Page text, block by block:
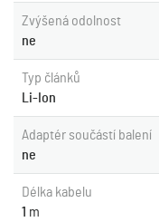
Zvýšená odolnost
ne
Typ článků
Li-Ion
Adaptér součástí balení
ne
Délka kabelu
1 m